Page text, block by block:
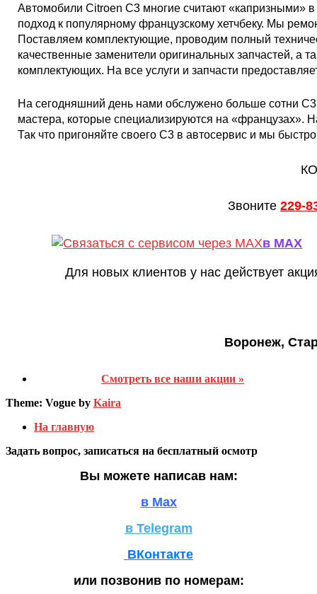
Автомобили Citroen C3 многие считают «капризными»
подход к популярному французскому хетчбеку. Мы
Поставляем комплектующие, проводим полный
качественные заменители оригинальных запчастей, а
комплектующих. На все услуги и запчасти
На сегодняшний день нами обслужено больше сотни
мастера, которые специализируются на
Так что пригоняйте своего С3 в автосервис и мы
Звоните229-
в MAX
Для новых клиентов у нас действует
Воронеж,
Смотреть все наши акции »
Theme: Vogue by Kaira
На главную
Задать вопрос, записаться на бесплатный осмотр
Вы можете написав нам:
в Max
в Telegram
ВКонтакте
или позвонив по номерам: